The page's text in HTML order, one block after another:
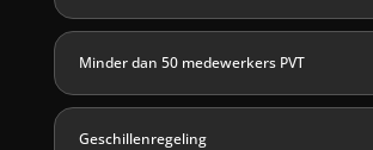
Minder dan 50 medewerkers PVT
Geschillenregeling